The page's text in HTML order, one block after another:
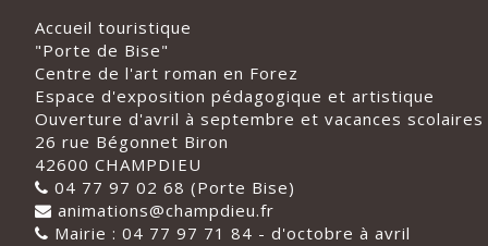
Accueil touristique
"Porte de Bise"
Centre de l'art roman en Forez
Espace d'exposition pédagogique et artistique
Ouverture d'avril à septembre et vacances scolaires
26 rue Bégonnet Biron
42600 CHAMPDIEU
04 77 97 02 68 (Porte Bise)
animations@champdieu.fr
Mairie : 04 77 97 71 84 - d'octobre à avril